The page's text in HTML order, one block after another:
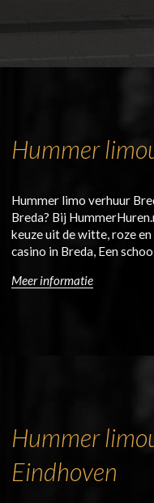
Hummer
Hummer limo verhuur
Breda? Bij
keuze uit de witte, roze
casino in Breda, Een
Meer informatie
Hummer
Eindhoven